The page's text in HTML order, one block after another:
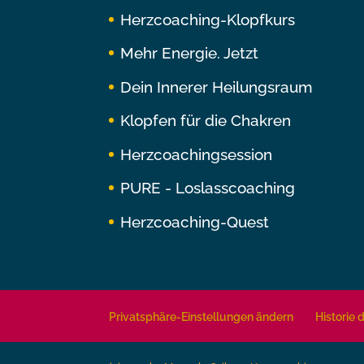
Herzcoaching-Klopfkurs
Mehr Energie. Jetzt
Dein Innerer Heilungsraum
Klopfen für die Chakren
Herzcoachingsession
PURE - Loslasscoaching
Herzcoaching-Quest
Privatsphäre-Einstellungen ändern Historie